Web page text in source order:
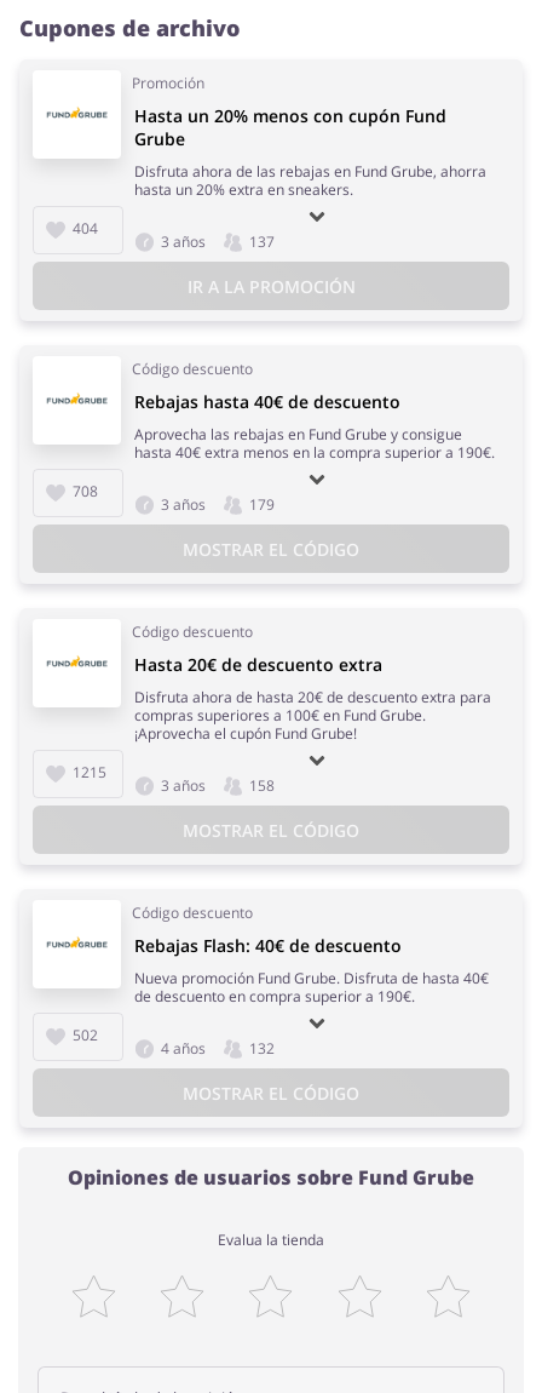
Cupones de archivo
Promoción
404
Hasta un 20% menos con cupón Fund
Grube
Disfruta ahora de las rebajas en Fund Grube, ahorra
hasta un 20% extra en sneakers.
3 años 137
IR A LA PROMOCIÓN
Código descuento
708
Rebajas hasta 40€ de descuento
Aprovecha las rebajas en Fund Grube y consigue
hasta 40€ extra menos en la compra superior a 190€.
3 años 179
MOSTRAR EL CÓDIGO
Código descuento
1215
Hasta 20€ de descuento extra
Disfruta ahora de hasta 20€ de descuento extra para
compras superiores a 100€ en Fund Grube.
¡Aprovecha el cupón Fund Grube!
3 años 158
MOSTRAR EL CÓDIGO
Código descuento
502
Rebajas Flash: 40€ de descuento
Nueva promoción Fund Grube. Disfruta de hasta 40€
de descuento en compra superior a 190€.
4 años 132
MOSTRAR EL CÓDIGO
Opiniones de usuarios sobre Fund Grube
Evalua la tienda